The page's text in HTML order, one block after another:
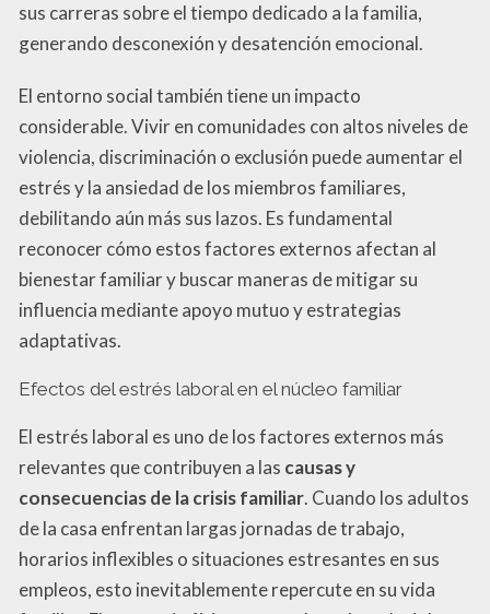
sus carreras sobre el tiempo dedicado a la familia,
generando desconexión y desatención emocional.
El entorno social también tiene un impacto
considerable. Vivir en comunidades con altos niveles de
violencia, discriminación o exclusión puede aumentar el
estrés y la ansiedad de los miembros familiares,
debilitando aún más sus lazos. Es fundamental
reconocer cómo estos factores externos afectan al
bienestar familiar y buscar maneras de mitigar su
influencia mediante apoyo mutuo y estrategias
adaptativas.
Efectos del estrés laboral en el núcleo familiar
El estrés laboral es uno de los factores externos más
relevantes que contribuyen a las causas y
consecuencias de la crisis familiar. Cuando los adultos
de la casa enfrentan largas jornadas de trabajo,
horarios inflexibles o situaciones estresantes en sus
empleos, esto inevitablemente repercute en su vida